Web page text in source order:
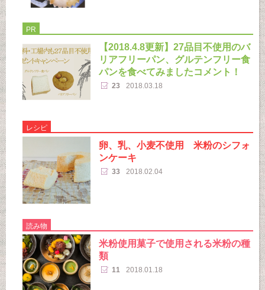
PR
【2018.4.8更新】27品目不使用のバ
リアフリーパン、グルテンフリー食
パンを食べてみましたコメント！
23 2018.03.18
レシピ
卵、乳、小麦不使用 米粉のシフォ
ンケーキ
33 2018.02.04
読み物
米粉使用菓子で使用される米粉の種
類
11 2018.01.18